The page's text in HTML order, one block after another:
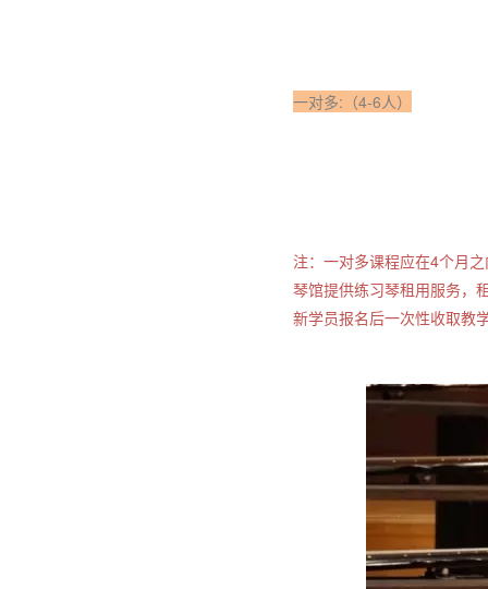
一对多:（4-6人）
注：一对多课程应在4个月
琴馆提供练习琴租用服务，
新学员报名后一次性收取教